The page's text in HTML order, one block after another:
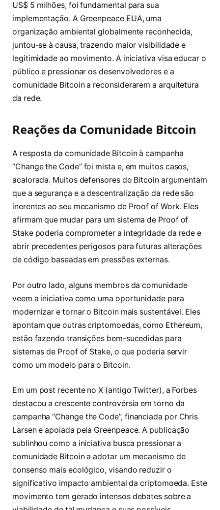
US$ 5 milhões, foi fundamental para sua
implementação. A Greenpeace EUA, uma
organização ambiental globalmente reconhecida,
juntou-se à causa, trazendo maior visibilidade e
legitimidade ao movimento. A iniciativa visa educar o
público e pressionar os desenvolvedores e a
comunidade Bitcoin a reconsiderarem a arquitetura
da rede.
Reações da Comunidade Bitcoin
A resposta da comunidade Bitcoin à campanha
“Change the Code” foi mista e, em muitos casos,
acalorada. Muitos defensores do Bitcoin argumentam
que a segurança e a descentralização da rede são
inerentes ao seu mecanismo de Proof of Work. Eles
afirmam que mudar para um sistema de Proof of
Stake poderia comprometer a integridade da rede e
abrir precedentes perigosos para futuras alterações
de código baseadas em pressões externas.
Por outro lado, alguns membros da comunidade
veem a iniciativa como uma oportunidade para
modernizar e tornar o Bitcoin mais sustentável. Eles
apontam que outras criptomoedas, como Ethereum,
estão fazendo transições bem-sucedidas para
sistemas de Proof of Stake, o que poderia servir
como um modelo para o Bitcoin.
Em um post recente no X (antigo Twitter), a Forbes
destacou a crescente controvérsia em torno da
campanha “Change the Code”, financiada por Chris
Larsen e apoiada pela Greenpeace. A publicação
sublinhou como a iniciativa busca pressionar a
comunidade Bitcoin a adotar um mecanismo de
consenso mais ecológico, visando reduzir o
significativo impacto ambiental da criptomoeda. Este
movimento tem gerado intensos debates sobre a